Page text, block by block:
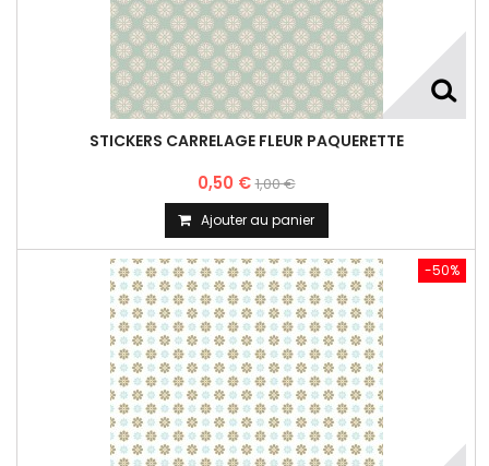
STICKERS CARRELAGE FLEUR PAQUERETTE
0,50 €1,00 €
Ajouter au panier
-50%